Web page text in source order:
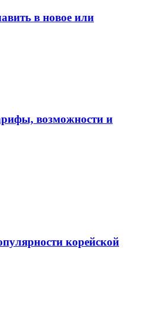
в новое или
возможности и
корейской